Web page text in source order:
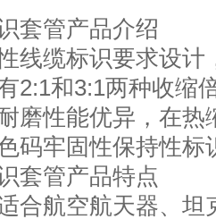
套管产品介绍
线缆标识要求设
2:1和3:1两种收缩
磨性能优异，在
码牢固性保持性标
套管产品特点
合航空航天器、坦